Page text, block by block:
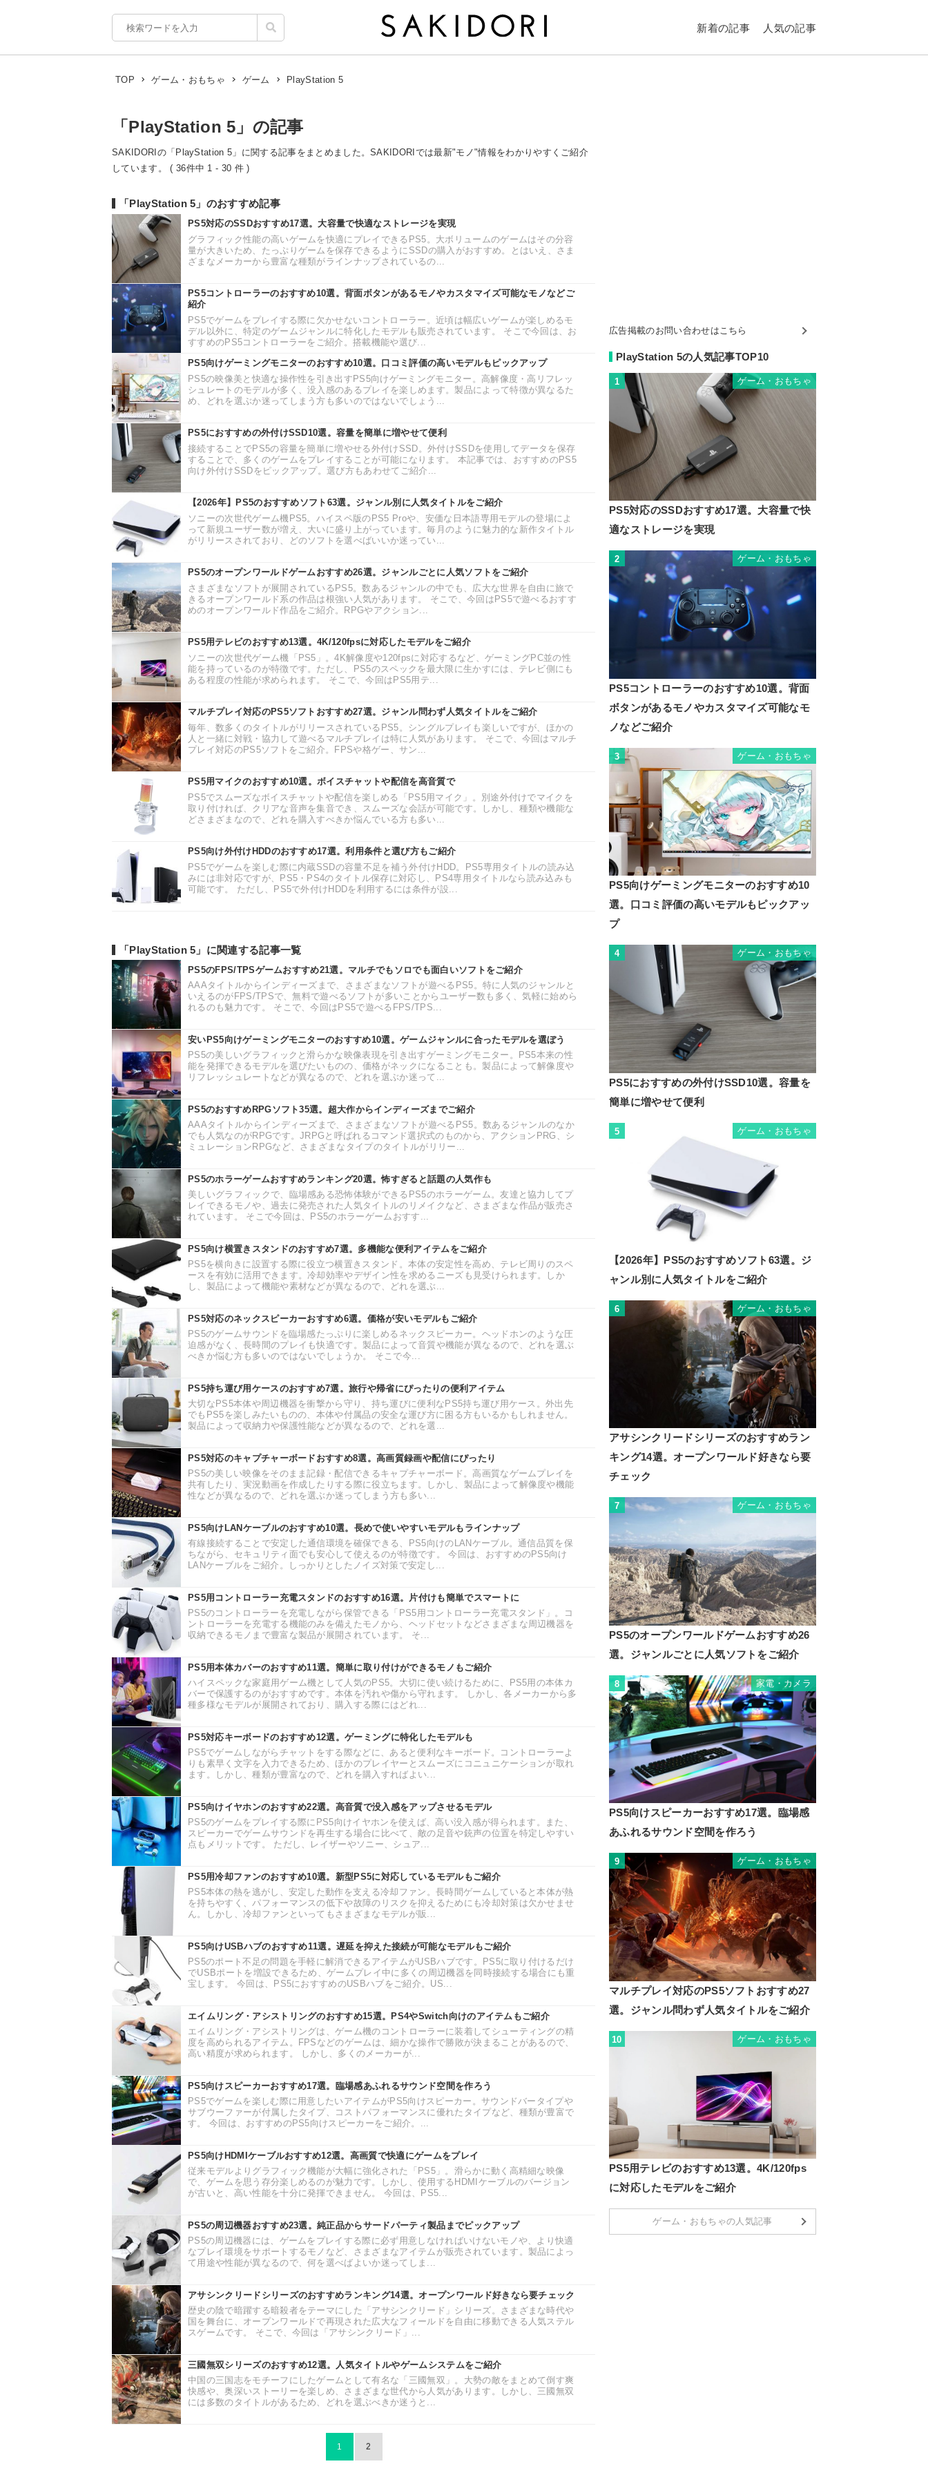
新着の記事 人気の記事
TOP ゲーム・おもちゃ ゲーム PlayStation 5
「PlayStation 5」の記事
SAKIDORIの「PlayStation 5」に関する記事をまとめました。SAKIDORIでは最新"モノ"情報をわかりやすくご紹介
しています。 ( 36件中 1 - 30 件 )
「PlayStation 5」のおすすめ記事
PS5対応のSSDおすすめ17選。大容量で快適なストレージを実現
グラフィック性能の高いゲームを快適にプレイできるPS5。大ボリュームのゲームはその分容
量が大きいため、たっぷりゲームを保存できるようにSSDの購入がおすすめ。とはいえ、さま
ざまなメーカーから豊富な種類がラインナップされているの...
PS5コントローラーのおすすめ10選。背面ボタンがあるモノやカスタマイズ可能なモノなどご
紹介
PS5でゲームをプレイする際に欠かせないコントローラー。近頃は幅広いゲームが楽しめるモ
デル以外に、特定のゲームジャンルに特化したモデルも販売されています。 そこで今回は、お
すすめのPS5コントローラーをご紹介。搭載機能や選び...
PS5向けゲーミングモニターのおすすめ10選。口コミ評価の高いモデルもピックアップ
PS5の映像美と快適な操作性を引き出すPS5向けゲーミングモニター。高解像度・高リフレッ
シュレートのモデルが多く、没入感のあるプレイを楽しめます。製品によって特徴が異なるた
め、どれを選ぶか迷ってしまう方も多いのではないでしょう...
PS5におすすめの外付けSSD10選。容量を簡単に増やせて便利
接続することでPS5の容量を簡単に増やせる外付けSSD。外付けSSDを使用してデータを保存
することで、多くのゲームをプレイすることが可能になります。 本記事では、おすすめのPS5
向け外付けSSDをピックアップ。選び方もあわせてご紹介...
【2026年】PS5のおすすめソフト63選。ジャンル別に人気タイトルをご紹介
ソニーの次世代ゲーム機PS5。ハイスペ版のPS5 Proや、安価な日本語専用モデルの登場によ
って新規ユーザー数が増え、大いに盛り上がっています。毎月のように魅力的な新作タイトル
がリリースされており、どのソフトを選べばいいか迷ってい...
PS5のオープンワールドゲームおすすめ26選。ジャンルごとに人気ソフトをご紹介
さまざまなソフトが展開されているPS5。数あるジャンルの中でも、広大な世界を自由に旅で
きるオープンワールド系の作品は根強い人気があります。 そこで、今回はPS5で遊べるおすす
めのオープンワールド作品をご紹介。RPGやアクション...
PS5用テレビのおすすめ13選。4K/120fpsに対応したモデルをご紹介
ソニーの次世代ゲーム機「PS5」。4K解像度や120fpsに対応するなど、ゲーミングPC並の性
能を持っているのが特徴です。ただし、PS5のスペックを最大限に生かすには、テレビ側にも
ある程度の性能が求められます。 そこで、今回はPS5用テ...
マルチプレイ対応のPS5ソフトおすすめ27選。ジャンル問わず人気タイトルをご紹介
毎年、数多くのタイトルがリリースされているPS5。シングルプレイも楽しいですが、ほかの
人と一緒に対戦・協力して遊べるマルチプレイは特に人気があります。 そこで、今回はマルチ
プレイ対応のPS5ソフトをご紹介。FPSや格ゲー、サン...
PS5用マイクのおすすめ10選。ボイスチャットや配信を高音質で
PS5でスムーズなボイスチャットや配信を楽しめる「PS5用マイク」。別途外付けでマイクを
取り付ければ、クリアな音声を集音でき、スムーズな会話が可能です。しかし、種類や機能な
どさまざまなので、どれを購入すべきか悩んでいる方も多い...
PS5向け外付けHDDのおすすめ17選。利用条件と選び方もご紹介
PS5でゲームを楽しむ際に内蔵SSDの容量不足を補う外付けHDD。PS5専用タイトルの読み込
みには非対応ですが、PS5・PS4のタイトル保存に対応し、PS4専用タイトルなら読み込みも
可能です。 ただし、PS5で外付けHDDを利用するには条件が設...
「PlayStation 5」に関連する記事一覧
PS5のFPS/TPSゲームおすすめ21選。マルチでもソロでも面白いソフトをご紹介
AAAタイトルからインディーズまで、さまざまなソフトが遊べるPS5。特に人気のジャンルと
いえるのがFPS/TPSで、無料で遊べるソフトが多いことからユーザー数も多く、気軽に始めら
れるのも魅力です。 そこで、今回はPS5で遊べるFPS/TPS...
安いPS5向けゲーミングモニターのおすすめ10選。ゲームジャンルに合ったモデルを選ぼう
PS5の美しいグラフィックと滑らかな映像表現を引き出すゲーミングモニター。PS5本来の性
能を発揮できるモデルを選びたいものの、価格がネックになることも。製品によって解像度や
リフレッシュレートなどが異なるので、どれを選ぶか迷って...
PS5のおすすめRPGソフト35選。超大作からインディーズまでご紹介
AAAタイトルからインディーズまで、さまざまなソフトが遊べるPS5。数あるジャンルのなか
でも人気なのがRPGです。JRPGと呼ばれるコマンド選択式のものから、アクションPRG、シ
ミュレーションRPGなど、さまざまなタイプのタイトルがリリー...
PS5のホラーゲームおすすめランキング20選。怖すぎると話題の人気作も
美しいグラフィックで、臨場感ある恐怖体験ができるPS5のホラーゲーム。友達と協力してプ
レイできるモノや、過去に発売された人気タイトルのリメイクなど、さまざまな作品が販売さ
れています。 そこで今回は、PS5のホラーゲームおすす...
PS5向け横置きスタンドのおすすめ7選。多機能な便利アイテムをご紹介
PS5を横向きに設置する際に役立つ横置きスタンド。本体の安定性を高め、テレビ周りのスペ
ースを有効に活用できます。冷却効率やデザイン性を求めるニーズも見受けられます。しか
し、製品によって機能や素材などが異なるので、どれを選ぶ...
PS5対応のネックスピーカーおすすめ6選。価格が安いモデルもご紹介
PS5のゲームサウンドを臨場感たっぷりに楽しめるネックスピーカー。ヘッドホンのような圧
迫感がなく、長時間のプレイも快適です。製品によって音質や機能が異なるので、どれを選ぶ
べきか悩む方も多いのではないでしょうか。 そこで今...
PS5持ち運び用ケースのおすすめ7選。旅行や帰省にぴったりの便利アイテム
大切なPS5本体や周辺機器を衝撃から守り、持ち運びに便利なPS5持ち運び用ケース。外出先
でもPS5を楽しみたいものの、本体や付属品の安全な運び方に困る方もいるかもしれません。
製品によって収納力や保護性能などが異なるので、どれを選...
PS5対応のキャプチャーボードおすすめ8選。高画質録画や配信にぴったり
PS5の美しい映像をそのまま記録・配信できるキャプチャーボード。高画質なゲームプレイを
共有したり、実況動画を作成したりする際に役立ちます。しかし、製品によって解像度や機能
性などが異なるので、どれを選ぶか迷ってしまう方も多い...
PS5向けLANケーブルのおすすめ10選。長めで使いやすいモデルもラインナップ
有線接続することで安定した通信環境を確保できる、PS5向けのLANケーブル。通信品質を保
ちながら、セキュリティ面でも安心して使えるのが特徴です。 今回は、おすすめのPS5向け
LANケーブルをご紹介。しっかりとしたノイズ対策で安定し...
PS5用コントローラー充電スタンドのおすすめ16選。片付けも簡単でスマートに
PS5のコントローラーを充電しながら保管できる「PS5用コントローラー充電スタンド」。コ
ントローラーを充電する機能のみを備えたモノから、ヘッドセットなどさまざまな周辺機器を
収納できるモノまで豊富な製品が展開されています。 そ...
PS5用本体カバーのおすすめ11選。簡単に取り付けができるモノもご紹介
ハイスペックな家庭用ゲーム機として人気のPS5。大切に使い続けるために、PS5用の本体カ
バーで保護するのがおすすめです。本体を汚れや傷から守れます。 しかし、各メーカーから多
種多様なモデルが展開されており、購入する際にはどれ...
PS5対応キーボードのおすすめ12選。ゲーミングに特化したモデルも
PS5でゲームしながらチャットをする際などに、あると便利なキーボード。コントローラーよ
りも素早く文字を入力できるため、ほかのプレイヤーとスムーズにコニュニケーションが取れ
ます。しかし、種類が豊富なので、どれを購入すればよい...
PS5向けイヤホンのおすすめ22選。高音質で没入感をアップさせるモデル
PS5のゲームをプレイする際にPS5向けイヤホンを使えば、高い没入感が得られます。また、
スピーカーでゲームサウンドを再生する場合に比べて、敵の足音や銃声の位置を特定しやすい
点もメリットです。 ただし、レイザーやソニー、シュア...
PS5用冷却ファンのおすすめ10選。新型PS5に対応しているモデルもご紹介
PS5本体の熱を逃がし、安定した動作を支える冷却ファン。長時間ゲームしていると本体が熱
を持ちやすく、パフォーマンスの低下や故障のリスクを抑えるためにも冷却対策は欠かせませ
ん。しかし、冷却ファンといってもさまざまなモデルが販...
PS5向けUSBハブのおすすめ11選。遅延を抑えた接続が可能なモデルもご紹介
PS5のポート不足の問題を手軽に解消できるアイテムがUSBハブです。PS5に取り付けるだけ
でUSBポートを増設できるため、ゲームプレイ中に多くの周辺機器を同時接続する場合にも重
宝します。 今回は、PS5におすすめのUSBハブをご紹介。US...
エイムリング・アシストリングのおすすめ15選。PS4やSwitch向けのアイテムもご紹介
エイムリング・アシストリングは、ゲーム機のコントローラーに装着してシューティングの精
度を高められるアイテム。FPSなどのゲームは、細かな操作で勝敗が決まることがあるので、
高い精度が求められます。 しかし、多くのメーカーが...
PS5向けスピーカーおすすめ17選。臨場感あふれるサウンド空間を作ろう
PS5でゲームを楽しむ際に用意したいアイテムがPS5向けスピーカー。サウンドバータイプや
サブウーファーが付属したタイプ、コストパフォーマンスに優れたタイプなど、種類が豊富で
す。 今回は、おすすめのPS5向けスピーカーをご紹介。...
PS5向けHDMIケーブルおすすめ12選。高画質で快適にゲームをプレイ
従来モデルよりグラフィック機能が大幅に強化された「PS5」。滑らかに動く高精細な映像
で、ゲームを思う存分楽しめるのが魅力です。しかし、使用するHDMIケーブルのバージョン
が古いと、高い性能を十分に発揮できません。 今回は、PS5...
PS5の周辺機器おすすめ23選。純正品からサードパーティ製品までピックアップ
PS5の周辺機器には、ゲームをプレイする際に必ず用意しなければいけないモノや、より快適
なプレイ環境をサポートするモノなど、さまざまなアイテムが販売されています。製品によっ
て用途や性能が異なるので、何を選べばよいか迷ってしま...
アサシンクリードシリーズのおすすめランキング14選。オープンワールド好きなら要チェック
歴史の陰で暗躍する暗殺者をテーマにした「アサシンクリード」シリーズ。さまざまな時代や
国を舞台に、オープンワールドで再現された広大なフィールドを自由に移動できる人気ステル
スゲームです。 そこで、今回は「アサシンクリード」...
三國無双シリーズのおすすめ12選。人気タイトルやゲームシステムをご紹介
中国の三国志をモチーフにしたゲームとして有名な「三國無双」。大勢の敵をまとめて倒す爽
快感や、奥深いストーリーを楽しめ、さまざまな世代から人気があります。しかし、三國無双
には多数のタイトルがあるため、どれを選ぶべきか迷うと...
1 2
広告掲載のお問い合わせはこちら
PlayStation 5の人気記事TOP10
1 ゲーム・おもちゃ
PS5対応のSSDおすすめ17選。大容量で快
適なストレージを実現
2 ゲーム・おもちゃ
PS5コントローラーのおすすめ10選。背面
ボタンがあるモノやカスタマイズ可能なモ
ノなどご紹介
3 ゲーム・おもちゃ
PS5向けゲーミングモニターのおすすめ10
選。口コミ評価の高いモデルもピックアッ
プ
4 ゲーム・おもちゃ
PS5におすすめの外付けSSD10選。容量を
簡単に増やせて便利
5 ゲーム・おもちゃ
【2026年】PS5のおすすめソフト63選。ジ
ャンル別に人気タイトルをご紹介
6 ゲーム・おもちゃ
アサシンクリードシリーズのおすすめラン
キング14選。オープンワールド好きなら要
チェック
7 ゲーム・おもちゃ
PS5のオープンワールドゲームおすすめ26
選。ジャンルごとに人気ソフトをご紹介
8 家電・カメラ
PS5向けスピーカーおすすめ17選。臨場感
あふれるサウンド空間を作ろう
9 ゲーム・おもちゃ
マルチプレイ対応のPS5ソフトおすすめ27
選。ジャンル問わず人気タイトルをご紹介
10 ゲーム・おもちゃ
PS5用テレビのおすすめ13選。4K/120fps
に対応したモデルをご紹介
ゲーム・おもちゃの人気記事